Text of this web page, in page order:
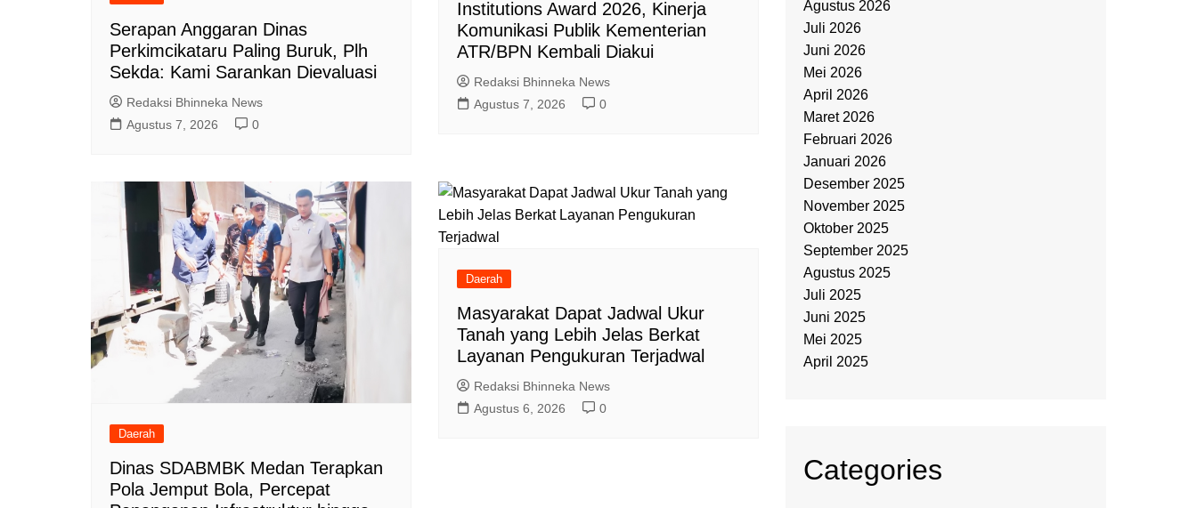
Serapan Anggaran Dinas
Perkimcikataru Paling Buruk, Plh
Sekda: Kami Sarankan Dievaluasi
Redaksi Bhinneka News
Agustus 7, 2026
0
Institutions Award 2026, Kinerja
Komunikasi Publik Kementerian
ATR/BPN Kembali Diakui
Redaksi Bhinneka News
Agustus 7, 2026
0
Daerah
Dinas SDABMBK Medan Terapkan
Pola Jemput Bola, Percepat
Daerah
Masyarakat Dapat Jadwal Ukur
Tanah yang Lebih Jelas Berkat
Layanan Pengukuran Terjadwal
Redaksi Bhinneka News
Agustus 6, 2026
0
Agustus 2026
Juli 2026
Juni 2026
Mei 2026
April 2026
Maret 2026
Februari 2026
Januari 2026
Desember 2025
November 2025
Oktober 2025
September 2025
Agustus 2025
Juli 2025
Juni 2025
Mei 2025
April 2025
Categories